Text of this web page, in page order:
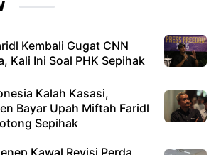
Kembali Gugat CNN
Kali Ini Soal PHK Sepihak
Kalah Kasasi,
Bayar Upah Miftah Faridl
Sepihak